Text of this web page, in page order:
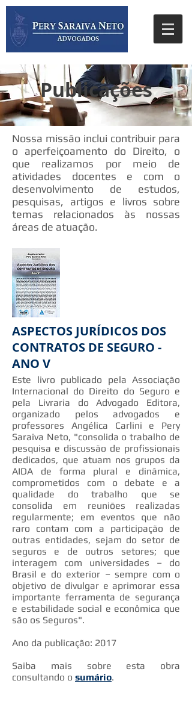
Publicações
Nossa missão inclui contribuir para
o aperfeiçoamento do Direito, o
que realizamos por meio de
atividades docentes e com o
desenvolvimento de estudos,
pesquisas, artigos e livros sobre
temas relacionados às nossas
áreas de atuação.
ASPECTOS JURÍDICOS DOS
CONTRATOS DE SEGURO -
ANO V
Este livro publicado pela Associação
Internacional do Direito do Seguro e
pela Livraria do Advogado Editora,
organizado pelos advogados e
professores Angélica Carlini e Pery
Saraiva Neto, "consolida o trabalho de
pesquisa e discussão de profissionais
dedicados, que atuam nos grupos da
AIDA de forma plural e dinâmica,
comprometidos com o debate e a
qualidade do trabalho que se
consolida em reuniões realizadas
regularmente; em eventos que não
raro contam com a participação de
outras entidades, sejam do setor de
seguros e de outros setores; que
interagem com universidades – do
Brasil e do exterior – sempre com o
objetivo de divulgar e aprimorar essa
importante ferramenta de segurança
e estabilidade social e econômica que
são os Seguros".
Ano da publicação: 2017
Saiba mais sobre esta obra
consultando o sumário.